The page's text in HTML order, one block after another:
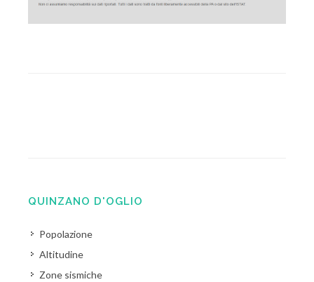
QUINZANO D'OGLIO
Popolazione
Altitudine
Zone sismiche